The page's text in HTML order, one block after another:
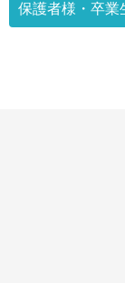
保護者様・卒業